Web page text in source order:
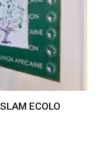
ECOLO